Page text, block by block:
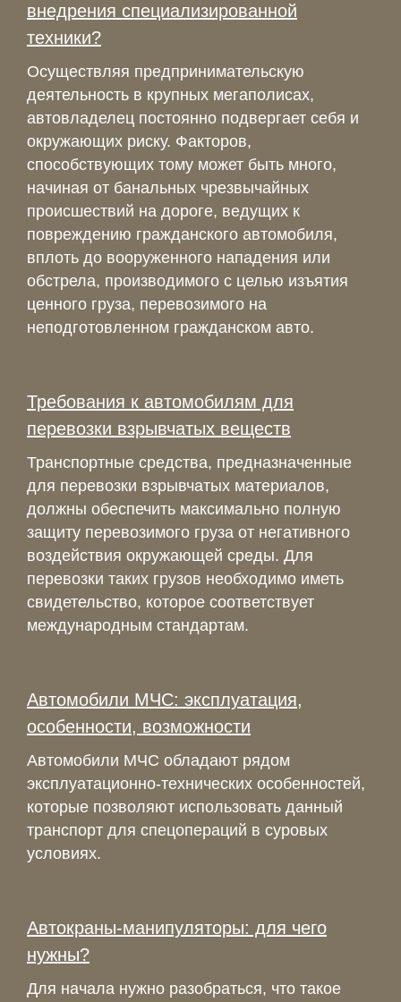
внедрения специализированной
техники?
Осуществляя предпринимательскую
деятельность в крупных мегаполисах,
автовладелец постоянно подвергает себя и
окружающих риску. Факторов,
способствующих тому может быть много,
начиная от банальных чрезвычайных
происшествий на дороге, ведущих к
повреждению гражданского автомобиля,
вплоть до вооруженного нападения или
обстрела, производимого с целью изъятия
ценного груза, перевозимого на
неподготовленном гражданском авто.
Требования к автомобилям для
перевозки взрывчатых веществ
Транспортные средства, предназначенные
для перевозки взрывчатых материалов,
должны обеспечить максимально полную
защиту перевозимого груза от негативного
воздействия окружающей среды. Для
перевозки таких грузов необходимо иметь
свидетельство, которое соответствует
международным стандартам.
Автомобили МЧС: эксплуатация,
особенности, возможности
Автомобили МЧС обладают рядом
эксплуатационно-технических особенностей,
которые позволяют использовать данный
транспорт для спецопераций в суровых
условиях.
Автокраны-манипуляторы: для чего
нужны?
Для начала нужно разобраться, что такое